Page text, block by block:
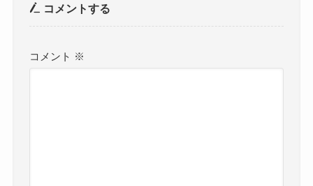
コメントする
コメント ※